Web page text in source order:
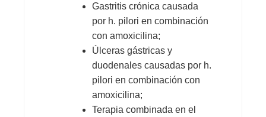
Gastritis crónica causada
por h. pilori en combinación
con amoxicilina;
Úlceras gástricas y
duodenales causadas por h.
pilori en combinación con
amoxicilina;
Terapia combinada en el